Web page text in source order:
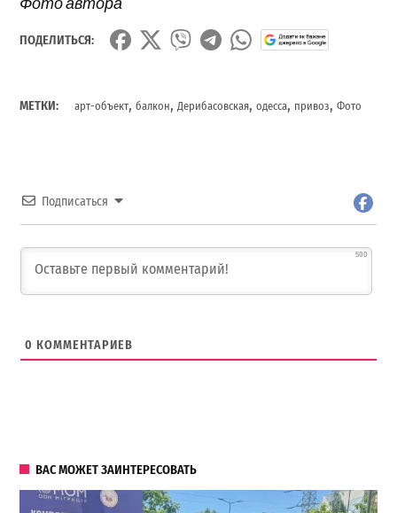
ПОДЕЛИТЬСЯ:
МЕТКИ: арт-объект,балкон,Дерибасовская,одесса, привоз,Фото
Подписаться
500
0 КОММЕНТАРИЕВ
ВАС МОЖЕТ ЗАИНТЕРЕСОВАТЬ